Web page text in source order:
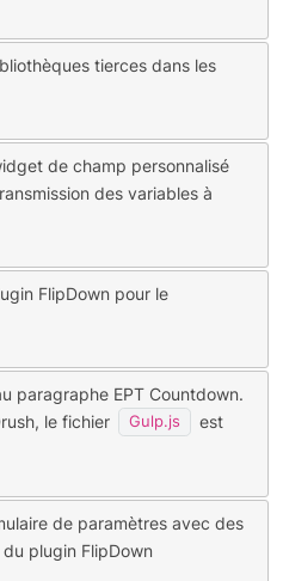
tierces dans les
de champ personnalisé
des variables à
FlipDown pour le
paragraphe EPT Countdown.
le fichier
Gulp.js
est
de paramètres avec des
plugin FlipDown